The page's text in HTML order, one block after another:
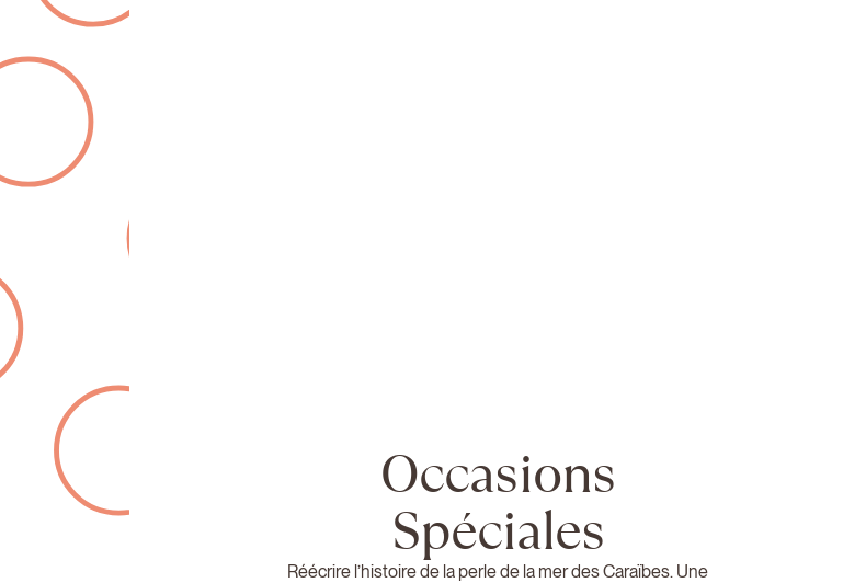
Occasions
Spéciales
Réécrire l’histoire de la perle de la mer des Caraïbes. Une